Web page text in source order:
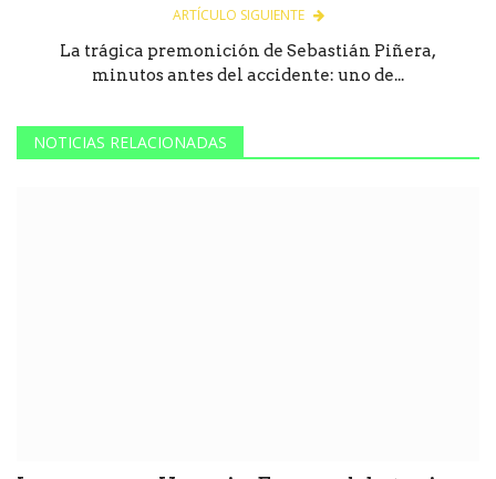
ARTÍCULO SIGUIENTE
La trágica premonición de Sebastián Piñera,
minutos antes del accidente: uno de...
NOTICIAS RELACIONADAS